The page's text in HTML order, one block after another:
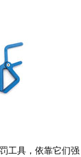
工具，依靠它们强